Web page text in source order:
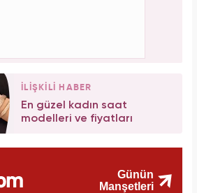
İLİŞKİLİ HABER
En güzel kadın saat
modelleri ve fiyatları